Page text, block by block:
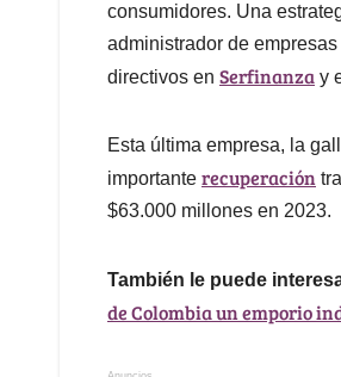
consumidores. Una
administrador de
directivos en Serfinanza y
Esta última empresa, la
importante recuperación
$63.000 millones en 2023.
También le puede
de Colombia un emporio